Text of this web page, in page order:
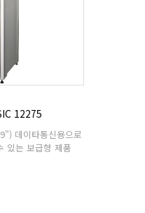
12275
있는 보급형 제품